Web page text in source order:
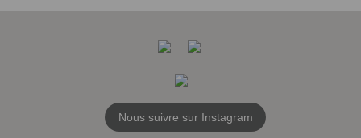
Nous suivre sur Instagram